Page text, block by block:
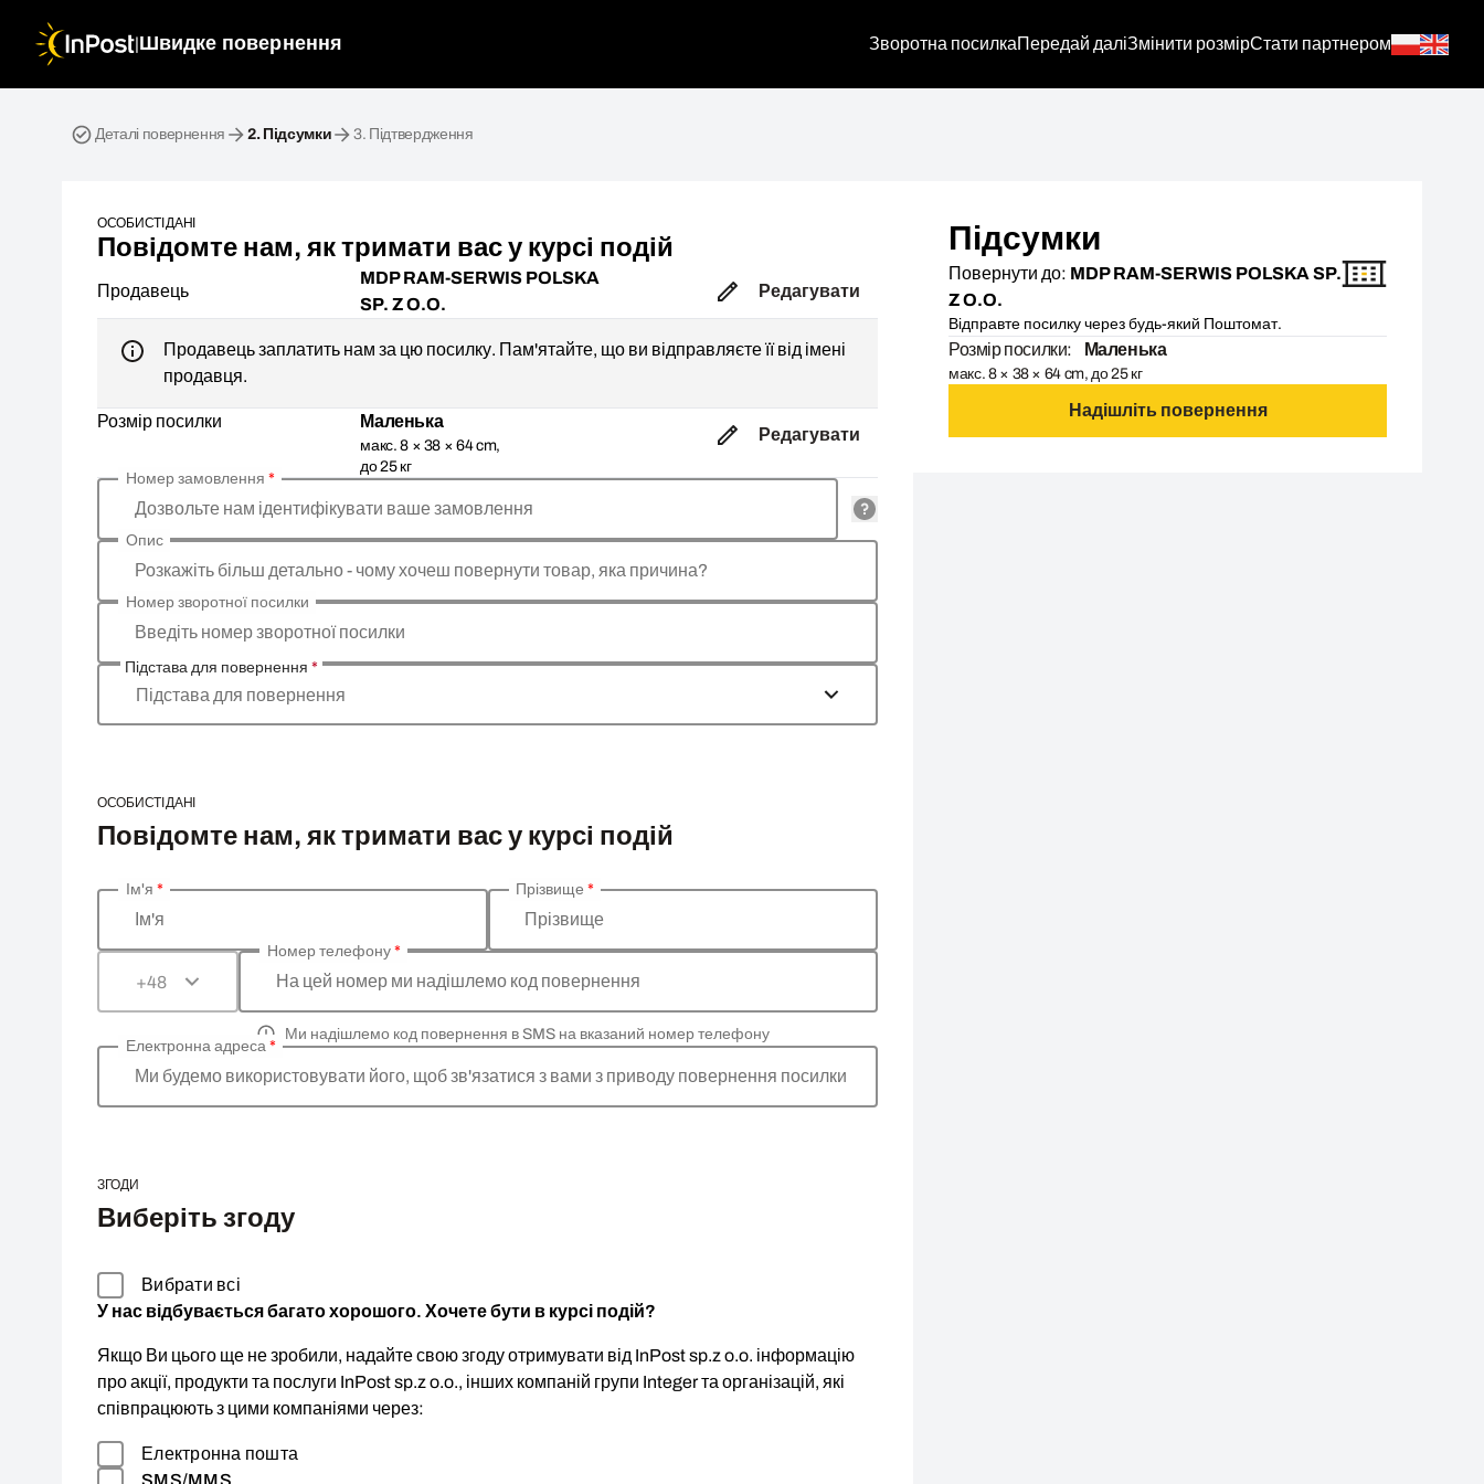
| Швидке повернення Зворотна посилкаПередай даліЗмінити розмірСтати партнером
Деталі повернення 2. Підсумки 3. Підтвердження
ОСОБИСТІ ДАНІ
Повідомте нам, як тримати вас у курсі подій
Продавець
MDP RAM-SERWIS POLSKA
SP. Z O.O.
Редагувати
Продавець заплатить нам за цю посилку. Пам'ятайте, що ви відправляєте її від імені
продавця.
Розмір посилки Маленька
макс. 8 × 38 × 64 cm,
до 25 кг
Редагувати
Дозвольте нам ідентифікувати ваше замовлення
Номер замовлення *
Розкажіть більш детально - чому хочеш повернути товар, яка причина?
Опис
Введіть номер зворотної посилки
Номер зворотної посилки
Підстава для повернення *
Підстава для повернення
ОСОБИСТІ ДАНІ
Повідомте нам, як тримати вас у курсі подій
Введіть ваші особисті дані
Ім'я
Ім'я *
Прізвище
Прізвище*
+48 На цей номер ми надішлемо код повернення
Номер телефону*
Ми надішлемо код повернення в SMS на вказаний номер телефону
Ми будемо використовувати його, щоб зв'язатися з вами з приводу повернення посилки
Електронна адреса*
ЗГОДИ
Виберіть згоду
Вибрати всі
У нас відбувається багато хорошого. Хочете бути в курсі подій?
Якщо Ви цього ще не зробили, надайте свою згоду отримувати від InPost sp.z o.o. інформацію
про акції, продукти та послуги InPost sp.z o.o., інших компаній групи Integer та організацій, які
співпрацюють з цими компаніями через:
Електронна пошта
Підсумки
Повернути до: MDP RAM-SERWIS POLSKA SP.
Z O.O.
Відправте посилку через будь-який Поштомат.
Розмір посилки: Маленька
макс. 8 × 38 × 64 cm, до 25 кг
Надішліть повернення